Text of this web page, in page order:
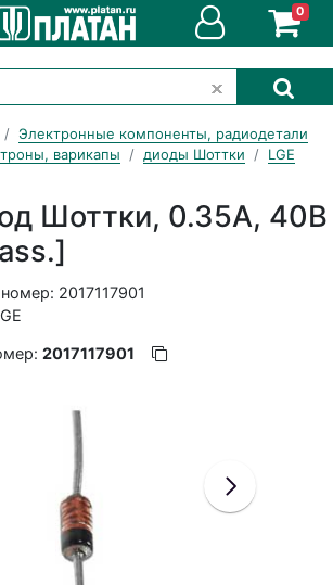
0
Электронные компоненты, радиодетали
варикапы
диоды Шоттки LGE
Шоттки, 0.35А, 40В
2017117901
2017117901